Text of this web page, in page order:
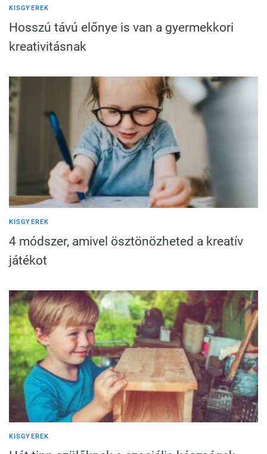
KISGYEREK
Hosszú távú előnye is van a gyermekkori
kreativitásnak
KISGYEREK
4 módszer, amivel ösztönözheted a kreatív
játékot
KISGYEREK